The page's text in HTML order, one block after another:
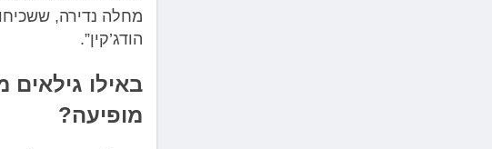
הודג’קין”.
מופיעה?